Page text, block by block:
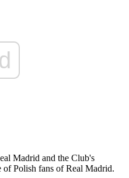
Madrid and the Club's
of Polish fans of Real Madrid.